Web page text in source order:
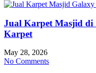
Jual Karpet Masjid di
Karpet
May 28, 2026
No Comments